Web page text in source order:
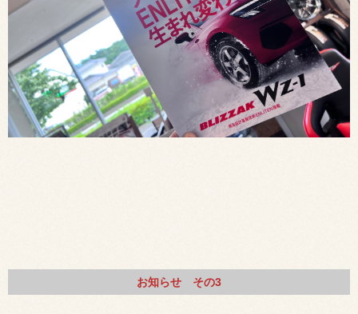
お知らせ その3